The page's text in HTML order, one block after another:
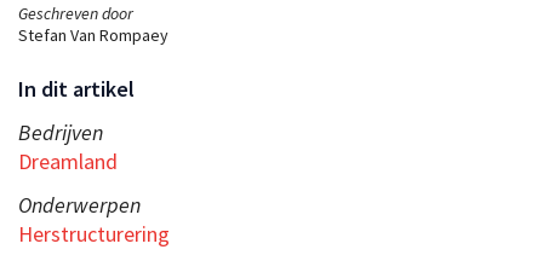
Geschreven door
Stefan Van Rompaey
In dit artikel
Bedrijven
Dreamland
Onderwerpen
Herstructurering